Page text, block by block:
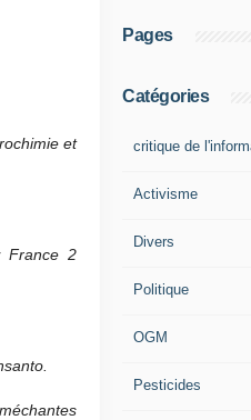
et
France 2
Pages
Catégories
critique de
Activisme
Divers
Politique
OGM
Pesticides